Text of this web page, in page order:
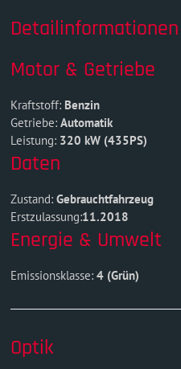
Detailinformationen
Motor & Getriebe
Kraftstoff: Benzin
Getriebe: Automatik
Leistung: 320 kW (435PS)
Daten
Zustand: Gebrauchtfahrzeug
Erstzulassung:11.2018
Energie & Umwelt
Emissionsklasse: 4 (Grün)
Optik